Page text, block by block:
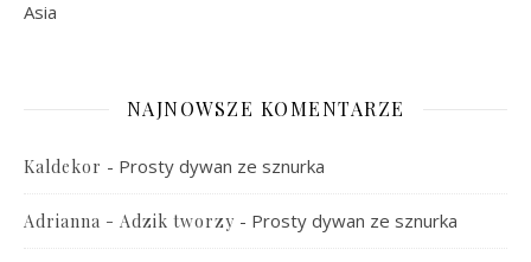
Asia
NAJNOWSZE KOMENTARZE
Kaldekor - Prosty dywan ze sznurka
Adrianna - Adzik tworzy - Prosty dywan ze sznurka